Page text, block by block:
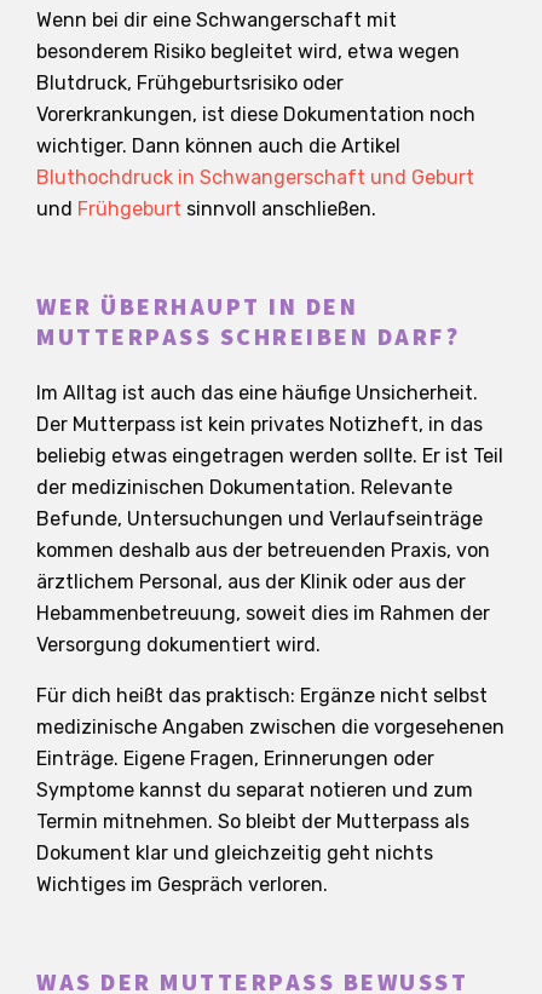
Wenn bei dir eine Schwangerschaft mit
besonderem Risiko begleitet wird, etwa wegen
Blutdruck, Frühgeburtsrisiko oder
Vorerkrankungen, ist diese Dokumentation noch
wichtiger. Dann können auch die Artikel
Bluthochdruck in Schwangerschaft und Geburt
und Frühgeburt sinnvoll anschließen.
WER ÜBERHAUPT IN DEN
MUTTERPASS SCHREIBEN DARF?
Im Alltag ist auch das eine häufige Unsicherheit.
Der Mutterpass ist kein privates Notizheft, in das
beliebig etwas eingetragen werden sollte. Er ist Teil
der medizinischen Dokumentation. Relevante
Befunde, Untersuchungen und Verlaufseinträge
kommen deshalb aus der betreuenden Praxis, von
ärztlichem Personal, aus der Klinik oder aus der
Hebammenbetreuung, soweit dies im Rahmen der
Versorgung dokumentiert wird.
Für dich heißt das praktisch: Ergänze nicht selbst
medizinische Angaben zwischen die vorgesehenen
Einträge. Eigene Fragen, Erinnerungen oder
Symptome kannst du separat notieren und zum
Termin mitnehmen. So bleibt der Mutterpass als
Dokument klar und gleichzeitig geht nichts
Wichtiges im Gespräch verloren.
WAS DER MUTTERPASS BEWUSST